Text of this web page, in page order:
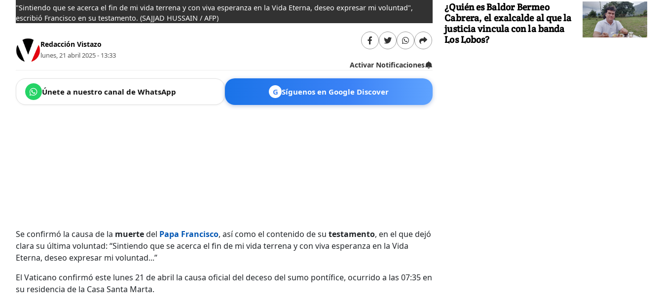
"Sintiendo que se acerca el fin de mi vida terrena y con viva esperanza en la Vida Eterna, deseo expresar mi voluntad",
escribió Francisco en su testamento. (SAJJAD HUSSAIN / AFP)
Redacción Vistazo
lunes, 21 abril 2025 - 13:33
Activar Notificaciones
Únete a nuestro canal de WhatsApp G Síguenos en Google Discover
Se confirmó la causa de la muertedel Papa Francisco, así como el contenido de su testamento, en el que dejó
clara su última voluntad: “Sintiendo que se acerca el fin de mi vida terrena y con viva esperanza en la Vida
Eterna, deseo expresar mi voluntad...”
El Vaticano confirmó este lunes 21 de abril la causa oficial del deceso del sumo pontífice, ocurrido a las 07:35 en
su residencia de la Casa Santa Marta.
¿Quién es Baldor Bermeo
Cabrera, el exalcalde al que la
justicia vincula con la banda
Los Lobos?